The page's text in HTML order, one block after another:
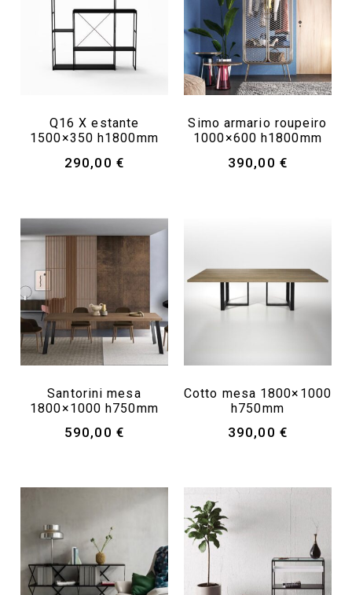
Q16 X estante
1500×350 h1800mm
290,00 €
Simo armario roupeiro
1000×600 h1800mm
390,00 €
Santorini mesa
1800×1000 h750mm
590,00 €
Cotto mesa 1800×1000
h750mm
390,00 €